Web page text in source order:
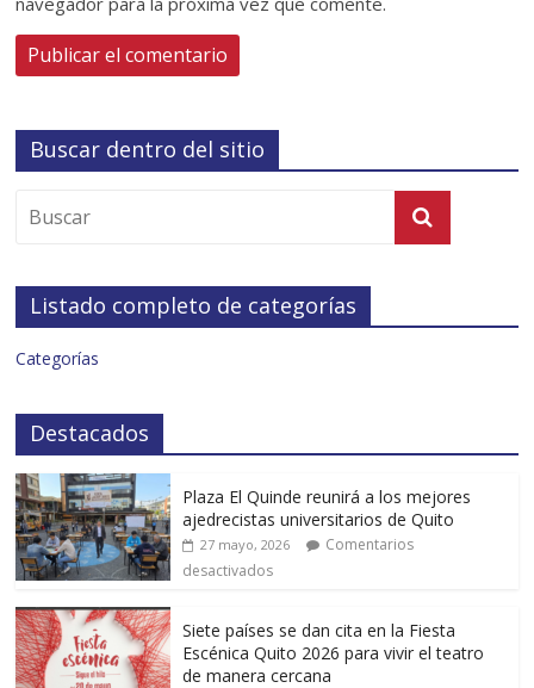
Buscar dentro del sitio
Listado completo de categorías
Categorías
Destacados
Plaza El Quinde reunirá a los mejores
ajedrecistas universitarios de Quito
27 mayo, 2026
Comentarios
desactivados
Siete países se dan cita en la Fiesta
Escénica Quito 2026 para vivir el teatro
de manera cercana